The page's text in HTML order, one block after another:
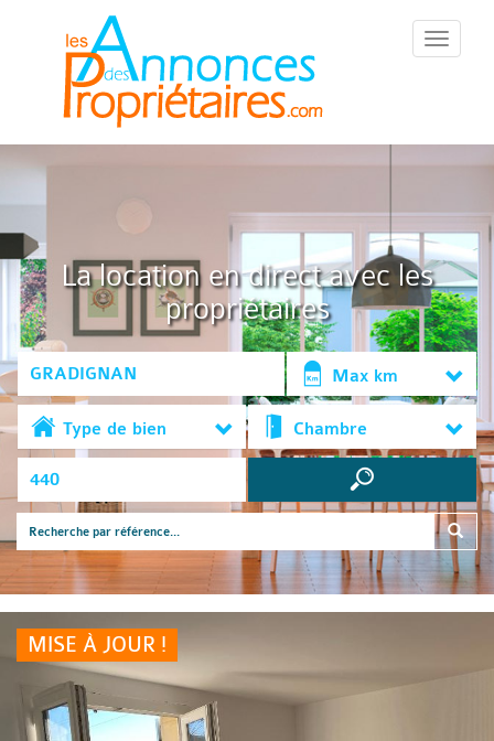
::Menu::
La location en direct avec les
propriétaires
Max km
Type de bien Chambre
MISE À JOUR !